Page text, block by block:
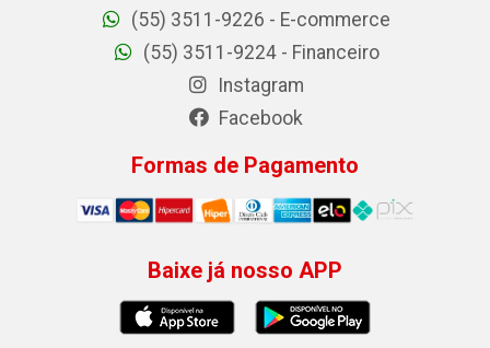
(55) 3511-9226 - E-commerce
(55) 3511-9224 - Financeiro
Instagram
Facebook
Formas de Pagamento
Baixe já nosso APP